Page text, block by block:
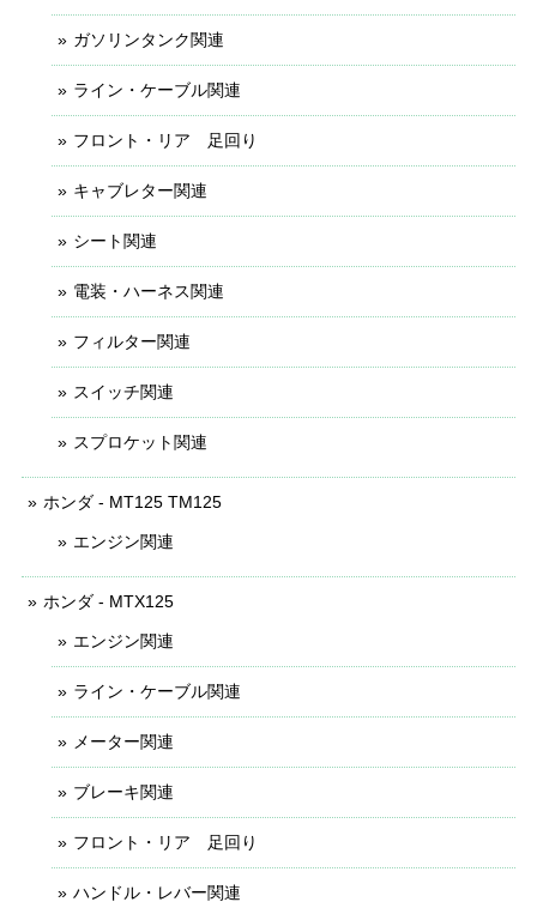
ガソリンタンク関連
ライン・ケーブル関連
フロント・リア 足回り
キャブレター関連
シート関連
電装・ハーネス関連
フィルター関連
スイッチ関連
スプロケット関連
ホンダ - MT125 TM125
エンジン関連
ホンダ - MTX125
エンジン関連
ライン・ケーブル関連
メーター関連
ブレーキ関連
フロント・リア 足回り
ハンドル・レバー関連